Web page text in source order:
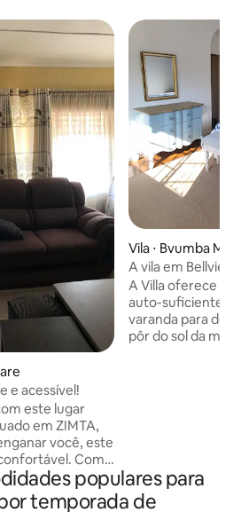
e acessível!
este lugar
em ZIMTA,
você, este
Com
solar e
todas as suas
Vila ⋅ Bvumba
A vila em Bellview
A Villa oferece
auto-suficientes
varanda para
pôr do sol da
geladeira e
precisa para
suprimentos
populares para
temporada de